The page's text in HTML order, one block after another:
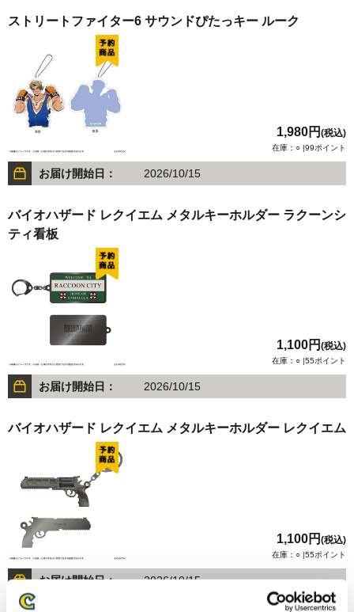
ストリートファイター6 サウンドぴたっキー ルーク
1,980円 (税込)
在庫：○ |99ポイント
お届け開始日： 2026/10/15
バイオハザード レクイエム メタルキーホルダー ラクーンシ
ティ看板
1,100円 (税込)
在庫：○ |55ポイント
お届け開始日： 2026/10/15
バイオハザード レクイエム メタルキーホルダー レクイエム
1,100円 (税込)
在庫：○ |55ポイント
お届け開始日： 2026/10/15